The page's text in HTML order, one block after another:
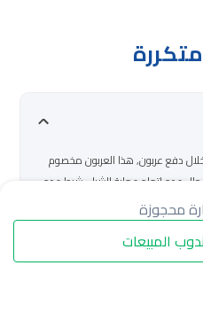
خلال دفع عربون, هذا العربون مخصوم
عدم اتمام عملية الشراء شرط عدم
المبيعات
محجوزة